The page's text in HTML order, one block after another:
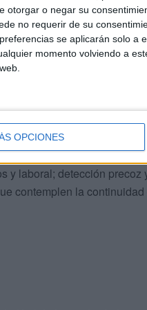
otorgar o negar su
no requerir de su
se aplicarán solo a
momento volviendo a
OPCIONES
la situación de la salud
mental es regular,
que es la salud mental,
el Estado de Bienestar,
mostrase madura, y
y actuar en tres
y laboral; detección
contemplen la